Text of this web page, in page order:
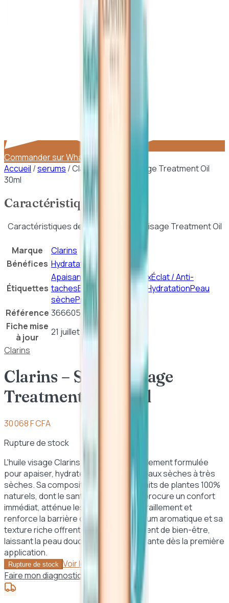
Commander sur WhatsApp
Accueil /serums /Clarins – Santal Visage Treatment Oil
30ml
Caractéristiques
Caractéristiques deClarins – Santal Visage Treatment Oil
Marque
Clarins
Bénéfices Hydratation
Étiquettes
Apaisant Contour des YeuxÉclat / Anti-
tachesExfoliant HydratationPeau
sècheProtection Solaire
Référence 3666057030994
Fiche mise
à jour
21 juillet 2026
Clarins
Clarins – Santal Visage
Treatment Oil 30ml
30 068 F CFA
Rupture de stock
L'huile visage Clarins Santal est spécialement formulée
pour apaiser, hydrater et nourrir les peaux sèches à très
sèches. Sa composition à base d'extraits de plantes 100%
naturels, dont le santal et la noisette, procure un confort
immédiat, atténue les sensations de tiraillement et
renforce la barrière cutanée. Son parfum aromatique et sa
texture riche offrent un véritable moment de bien-être,
laissant la peau douce, souple et éclatante dès la première
application.
Rupture de stock Voir le panier →
Faire mon diagnostic peau